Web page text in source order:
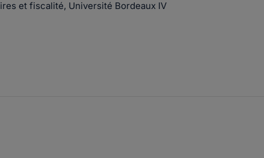
et fiscalité, Université Bordeaux IV